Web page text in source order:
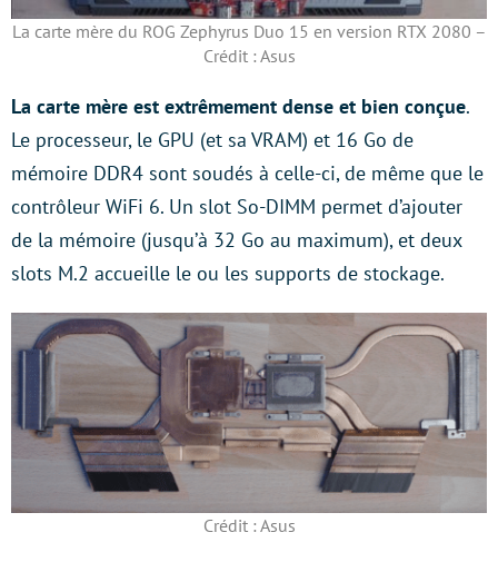
La carte mère du ROG Zephyrus Duo 15 en version RTX 2080 –
Crédit : Asus
La carte mère est extrêmement dense et bien conçue.
Le processeur, le GPU (et sa VRAM) et 16 Go de
mémoire DDR4 sont soudés à celle-ci, de même que le
contrôleur WiFi 6. Un slot So-DIMM permet d’ajouter
de la mémoire (jusqu’à 32 Go au maximum), et deux
slots M.2 accueille le ou les supports de stockage.
Crédit : Asus